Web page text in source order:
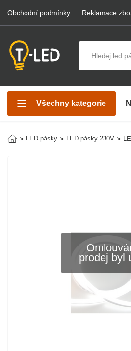
Obchodní podmínky Reklamace
Všechny kategorie
> LED pásky > LED pásky 230V >
prodej byl